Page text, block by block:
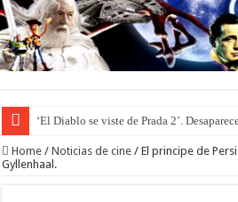
‘El Diablo se viste de Prada 2’.
Home / Noticias de cine / El principe de
Gyllenhaal.